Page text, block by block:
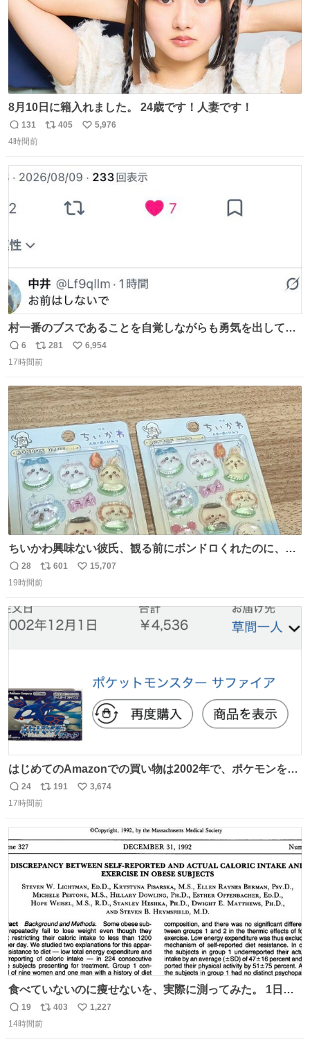
8月10日に籍入れました。 24歳です！人妻です！
返
信
131
リ
ト
405
い
数
5,976
4時間前
村一番のブスであることを自覚しながらも勇気を出して村
長の息子に恋文を書いたら翌日村の共用井戸に捨てられて
たときの顔になった
返
信
6
リ
ポ
ト
数
281
い
数
6,954
17時間前
ちいかわ興味ない彼氏、観る前にボンドロくれたのに、見
た後に返却求められた。くそう。
返
信
28
リ
ポ
数
601
い
15,707
19時間前
はじめてのAmazonでの買い物は2002年で、ポケモンを買
ったようだ 24年前かぁ。
返
信
24
リ
ポ
数
191
い
3,674
17時間前
食べていないのに痩せないを、実際に測ってみた。 1日
1200kcal未満と申告しながら減量できない10人を、14日間
調査。 本人の申告は平均1028kcal/日だったが、実際の摂
返
信
19
リ
ポ
403
い
1,227
14時間前